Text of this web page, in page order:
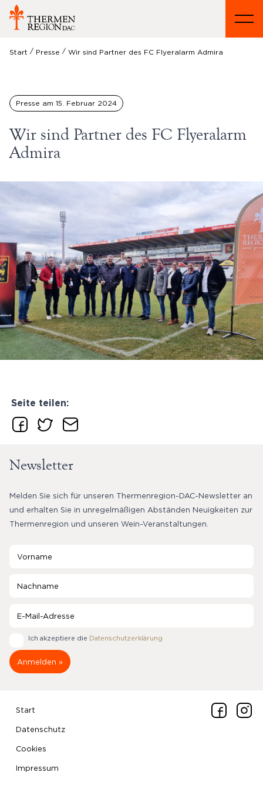
Start / Presse / Wir sind Partner des FC Flyeralarm Admira
Presse am15. Februar 2024
Wir sind Partner des FC Flyeralarm
Admira
Seite teilen:
Newsletter
Melden Sie sich für unseren Thermenregion-DAC-Newsletter an
und erhalten Sie in unregelmäßigen Abständen Neuigkeiten zur
Thermenregion und unseren Wein-Veranstaltungen.
Ich akzeptiere die Datenschutzerklärung
Start
Datenschutz
Cookies
Impressum